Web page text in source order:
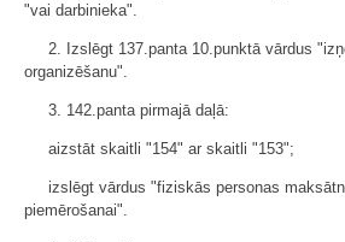
"vai darbinieka".
2. Izslēgt 137.panta 10.punktā vārdus
organizēšanu".
3. 142.panta pirmajā daļā:
aizstāt skaitli "154" ar skaitli "153";
izslēgt vārdus "fiziskās personas
piemērošanai".